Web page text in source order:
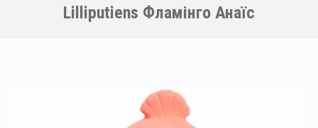
Lilliputiens Фламінго Анаїс